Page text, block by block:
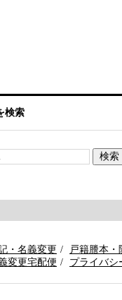
検索
・名義変更 戸籍謄本・
変更宅配便
プライバシ